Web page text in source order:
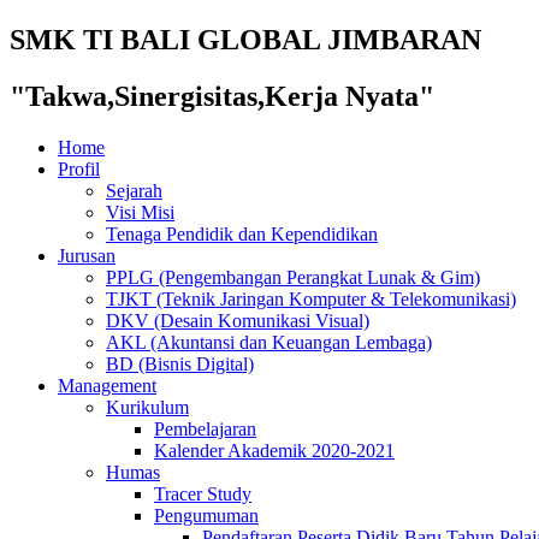
SMK TI BALI GLOBAL JIMBARAN
"Takwa,Sinergisitas,Kerja Nyata"
Home
Profil
Sejarah
Visi Misi
Tenaga Pendidik dan Kependidikan
Jurusan
PPLG (Pengembangan Perangkat Lunak & Gim)
TJKT (Teknik Jaringan Komputer & Telekomunikasi)
DKV (Desain Komunikasi Visual)
AKL (Akuntansi dan Keuangan Lembaga)
BD (Bisnis Digital)
Management
Kurikulum
Pembelajaran
Kalender Akademik 2020-2021
Humas
Tracer Study
Pengumuman